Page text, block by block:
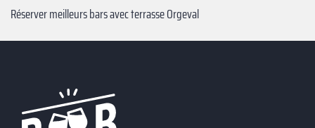
Réserver meilleurs bars avec terrasse Orgeval